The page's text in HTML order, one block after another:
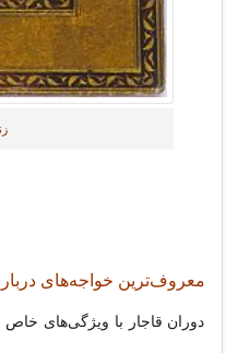
معروف‌ترین خواجه‌های دربار
دوران قاجار با ویژگی‌های خاص